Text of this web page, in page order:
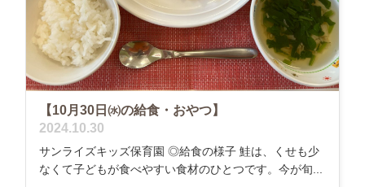
【10月30日㈬の給食・おやつ】
2024.10.30
サンライズキッズ保育園 ◎給食の様子 鮭は、くせも少
なくて子どもが食べやすい食材のひとつです。今が旬...